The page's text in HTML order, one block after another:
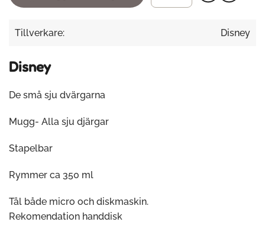
Tillverkare: Disney
Disney
De små sju dvärgarna
Mugg- Alla sju djärgar
Stapelbar
Rymmer ca 350 ml
Tål både micro och diskmaskin.
Rekomendation handdisk